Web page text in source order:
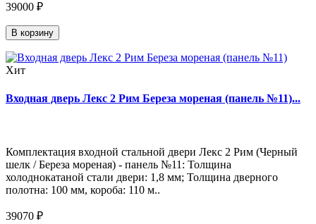
39000 ₽
В корзину
Хит
Входная дверь Лекс 2 Рим Береза мореная (панель №11)...
Комплектация входной стальной двери Лекс 2 Рим (Черный
шелк / Береза мореная) - панель №11: Толщина
холоднокатаной стали двери: 1,8 мм; Толщина дверного
полотна: 100 мм, короба: 110 м..
39070 ₽